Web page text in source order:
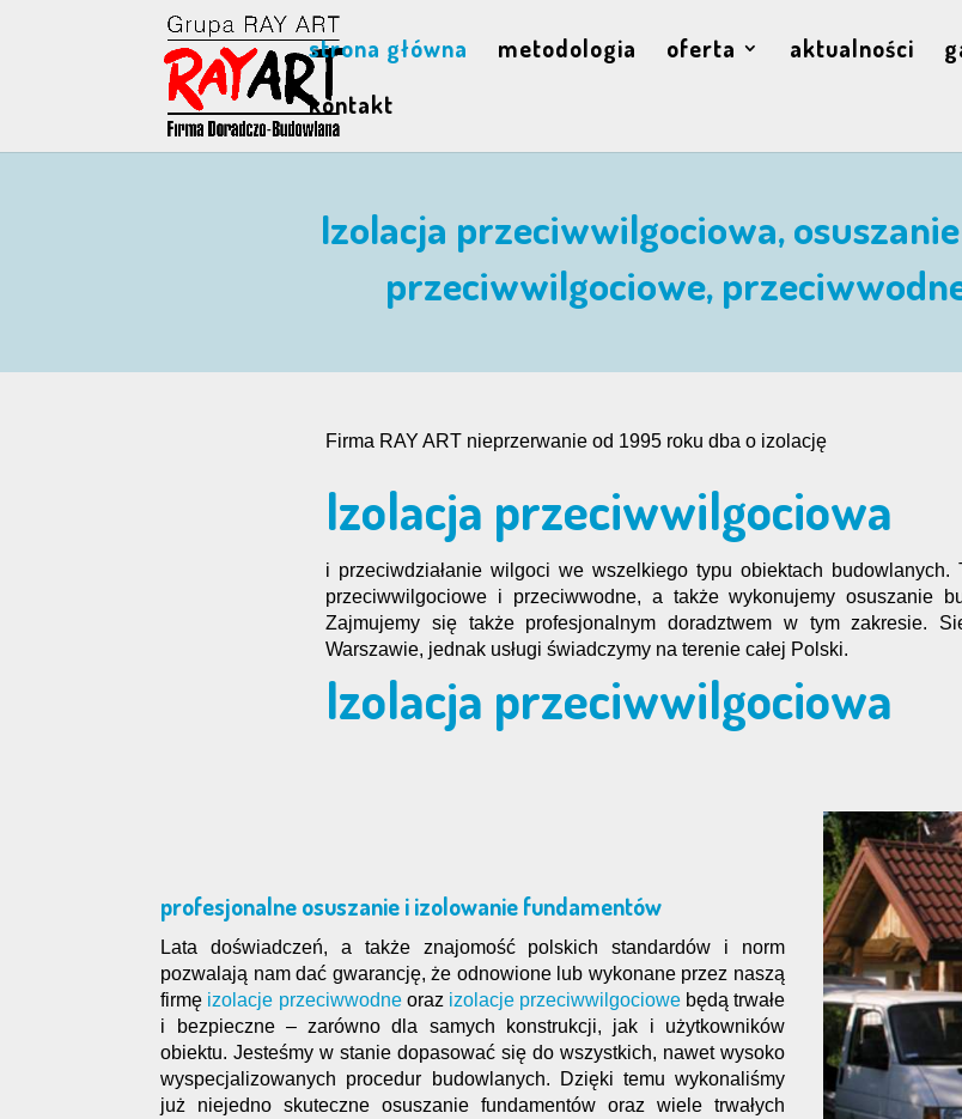
strona główna metodologia oferta aktualności
kontakt
Izolacja przeciwwilgociowa,
przeciwwilgociowe,
Firma RAY ART nieprzerwanie od 1995 roku dba o izolację
Izolacja przeciwwilgociowa
i przeciwdziałanie wilgoci we wszelkiego typu obiektach budowlanych.
przeciwwilgociowe i przeciwwodne, a także wykonujemy osuszanie
Zajmujemy się także profesjonalnym doradztwem w tym zakresie.
Warszawie, jednak usługi świadczymy na terenie całej Polski.
Izolacja przeciwwilgociowa
profesjonalne osuszanie i izolowanie fundamentów
Lata doświadczeń, a także znajomość polskich standardów i norm
pozwalają nam dać gwarancję, że odnowione lub wykonane przez naszą
firmę izolacje przeciwwodneoraz izolacje przeciwwilgociowebędą trwałe
i bezpieczne – zarówno dla samych konstrukcji, jak i użytkowników
obiektu. Jesteśmy w stanie dopasować się do wszystkich, nawet wysoko
wyspecjalizowanych procedur budowlanych. Dzięki temu wykonaliśmy
już niejedno skuteczne osuszanie fundamentów oraz wiele trwałych